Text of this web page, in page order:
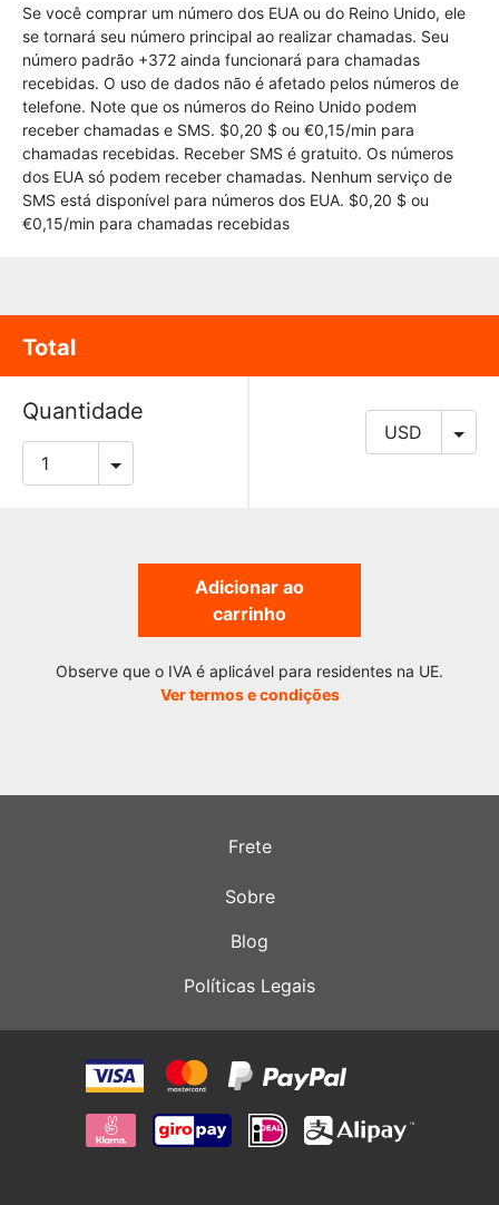
Se você comprar um número dos EUA ou do Reino Unido, ele
se tornará seu número principal ao realizar chamadas. Seu
número padrão +372 ainda funcionará para chamadas
recebidas. O uso de dados não é afetado pelos números de
telefone. Note que os números do Reino Unido podem
receber chamadas e SMS. $0,20 $ ou €0,15/min para
chamadas recebidas. Receber SMS é gratuito. Os números
dos EUA só podem receber chamadas. Nenhum serviço de
SMS está disponível para números dos EUA. $0,20 $ ou
€0,15/min para chamadas recebidas
Total
Quantidade
Adicionar ao
carrinho
Observe que o IVA é aplicável para residentes na UE.
Ver termos e condições
Frete
Sobre
Blog
Políticas Legais